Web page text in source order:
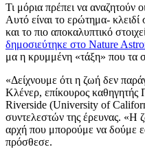
Τι μόρια πρέπει να αναζητούν
Αυτό είναι το ερώτημα- κλειδί
και το πιο αποκαλυπτικό
δημοσιεύτηκε στο Nature
μα η κρυμμένη «τάξη» που τα
«Δείχνουμε ότι η ζωή δεν
Κλένερ, επίκουρος
Riverside (University of
συντελεστών της έρευνας. «Η
αρχή που μπορούμε να δούμε
πρόσθεσε.